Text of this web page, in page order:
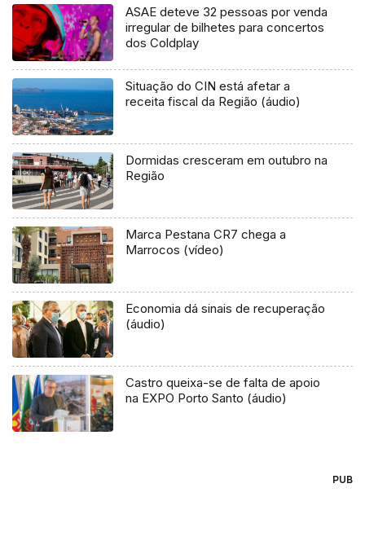
ASAE deteve 32 pessoas por venda
irregular de bilhetes para concertos
dos Coldplay
Situação do CIN está afetar a
receita fiscal da Região (áudio)
Dormidas cresceram em outubro na
Região
Marca Pestana CR7 chega a
Marrocos (vídeo)
Economia dá sinais de recuperação
(áudio)
Castro queixa-se de falta de apoio
na EXPO Porto Santo (áudio)
PUB